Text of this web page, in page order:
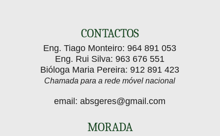
CONTACTOS
Eng. Tiago Monteiro:964 891 053
Eng. Rui Silva:963 676 551
Bióloga Maria Pereira:912 891 423
Chamada para a rede móvel nacional
email:absgeres@gmail.com
MORADA